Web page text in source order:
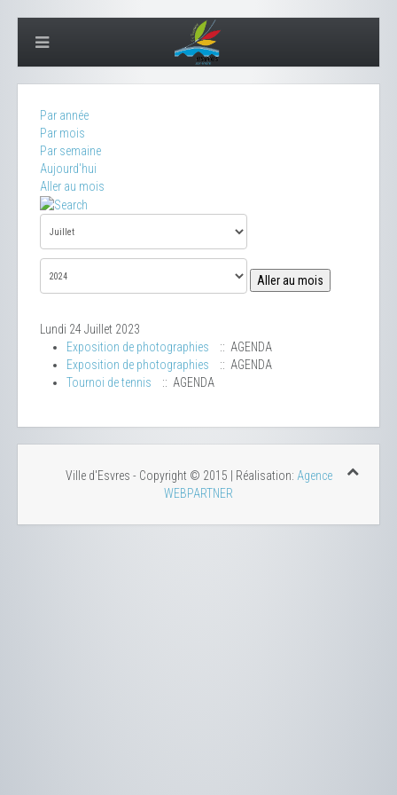
Par année
Par mois
Par semaine
Aujourd'hui
Aller au mois
Aller au mois
Lundi 24 Juillet 2023
Exposition de photographies
:: AGENDA
Exposition de photographies
:: AGENDA
Tournoi de tennis
:: AGENDA
Ville d'Esvres - Copyright © 2015 | Réalisation: Agence
WEBPARTNER